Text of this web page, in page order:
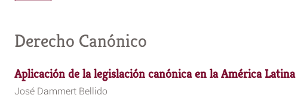
Derecho Canónico
Aplicación de la legislación canónica en la América Latina
José Dammert Bellido